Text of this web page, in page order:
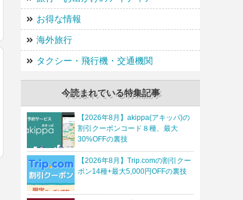
お得な情報
海外旅行
タクシー・飛行機・交通機関
今読まれている特集記事
【2026年8月】akippa(アキッパ)の
割引クーポンコード８種、最大
30%OFFの裏技
【2026年8月】Trip.comの割引クー
ポン14種+最大5,000円OFFの裏技